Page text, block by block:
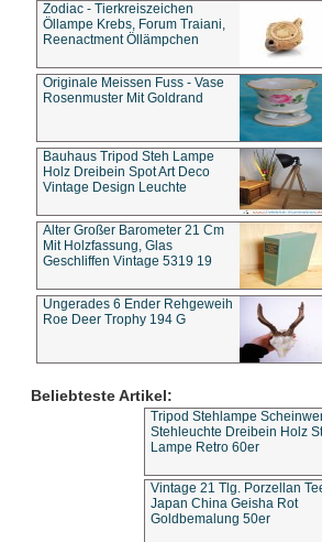
Zodiac - Tierkreiszeichen
Öllampe Krebs, Forum Traiani,
Reenactment Öllämpchen
Originale Meissen Fuss - Vase
Rosenmuster Mit Goldrand
Bauhaus Tripod Steh Lampe
Holz Dreibein Spot Art Deco
Vintage Design Leuchte
Alter Großer Barometer 21 Cm
Mit Holzfassung, Glas
Geschliffen Vintage 5319 19
Ungerades 6 Ender Rehgeweih
Roe Deer Trophy 194 G
Beliebteste Artikel:
Tripod Stehlampe
Stehleuchte Dreibein Holz
Lampe Retro 60er
Vintage 21 Tlg. Porzellan
Japan China Geisha Rot
Goldbemalung 50er